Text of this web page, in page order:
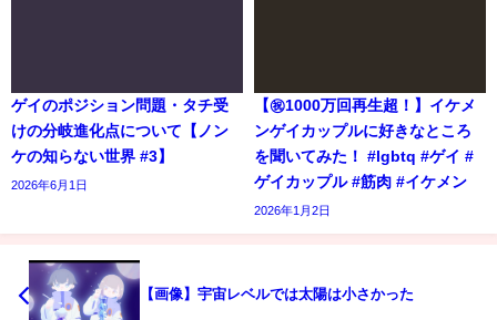
ゲイのポジション問題・タチ受
けの分岐進化点について【ノン
ケの知らない世界 #3】
2026年6月1日
【㊗️1000万回再生超！】イケメ
ンゲイカップルに好きなところ
を聞いてみた！ #lgbtq #ゲイ #
ゲイカップル #筋肉 #イケメン
2026年1月2日
【画像】宇宙レベルでは太陽は小さかった